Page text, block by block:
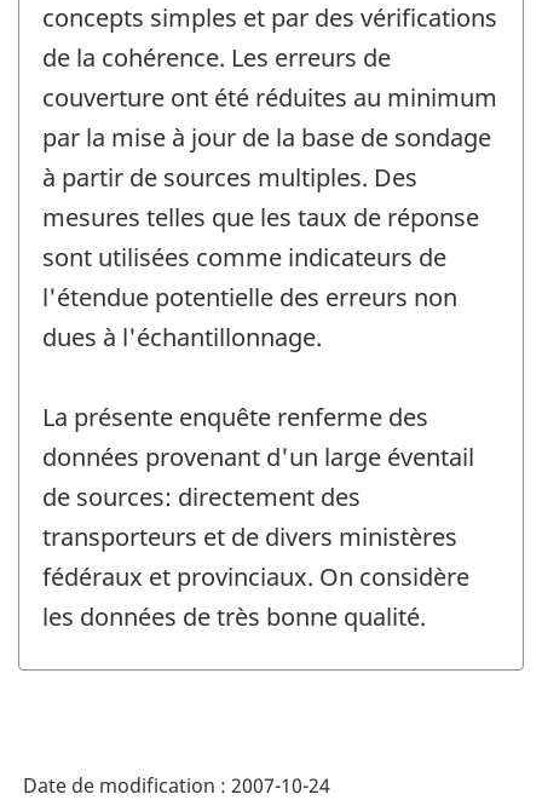
concepts simples et par des vérifications
de la cohérence. Les erreurs de
couverture ont été réduites au minimum
par la mise à jour de la base de sondage
à partir de sources multiples. Des
mesures telles que les taux de réponse
sont utilisées comme indicateurs de
l'étendue potentielle des erreurs non
dues à l'échantillonnage.
La présente enquête renferme des
données provenant d'un large éventail
de sources: directement des
transporteurs et de divers ministères
fédéraux et provinciaux. On considère
les données de très bonne qualité.
Date de modification : 2007-10-24